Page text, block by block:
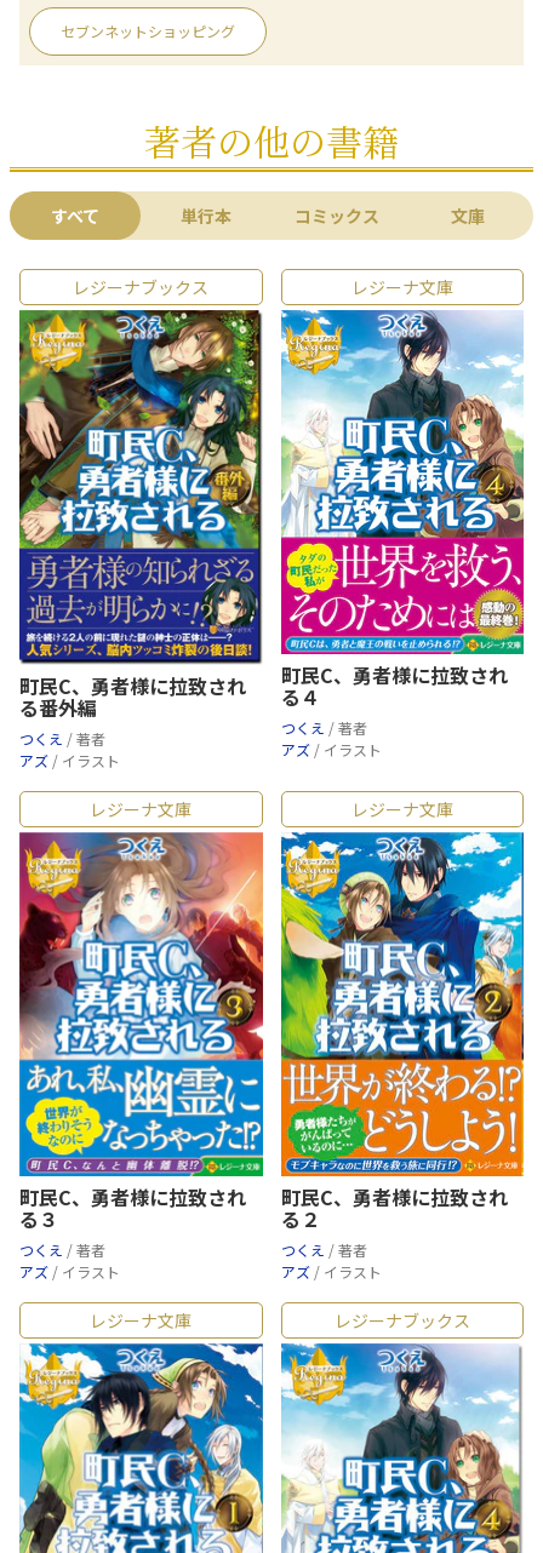
セブンネットショッピング
著者の他の書籍
すべて 単行本 コミックス 文庫
レジーナブックス
町民C、勇者様に拉致され
る番外編
つくえ / 著者
アズ / イラスト
レジーナ文庫
町民C、勇者様に拉致され
る４
つくえ / 著者
アズ / イラスト
レジーナ文庫
町民C、勇者様に拉致され
る３
つくえ / 著者
アズ / イラスト
レジーナ文庫
町民C、勇者様に拉致され
る２
つくえ / 著者
アズ / イラスト
レジーナ文庫 レジーナブックス